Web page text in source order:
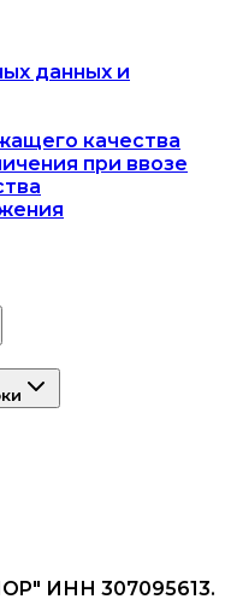
данных и
качества
при ввозе
ИНН 307095613.